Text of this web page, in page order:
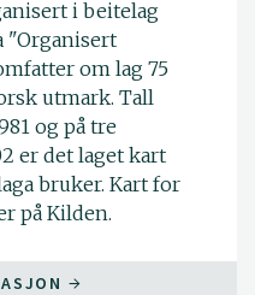
i beitelag
"Organisert
om lag 75
utmark. Tall
og på tre
er det laget kart
bruker. Kart for
på Kilden.